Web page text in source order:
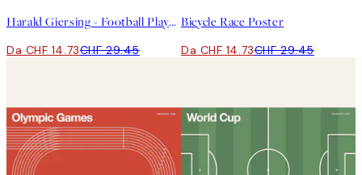
Harald Giersing - Football Players Poster
Da CHF 14.73CHF 29.45
Bicycle Race Poster
Da CHF 14.73CHF 29.45